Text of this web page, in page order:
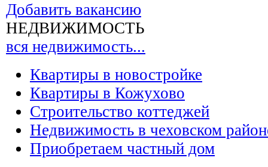
Добавить вакансию
НЕДВИЖИМОСТЬ
вся недвижимость...
Квартиры в новостройке
Квартиры в Кожухово
Строительство коттеджей
Недвижимость в чеховском
Приобретаем частный дом